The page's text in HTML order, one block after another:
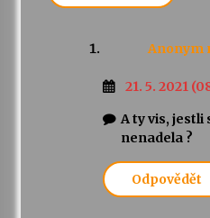
Anonym
21. 5. 2021
A ty vis, jestli
nenadela ?
Odpovědět